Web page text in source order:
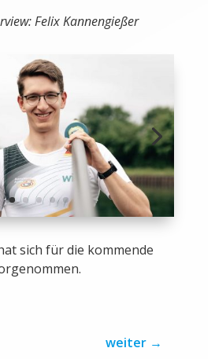
Felix Kannengießer
sich für die kommende
weiter →